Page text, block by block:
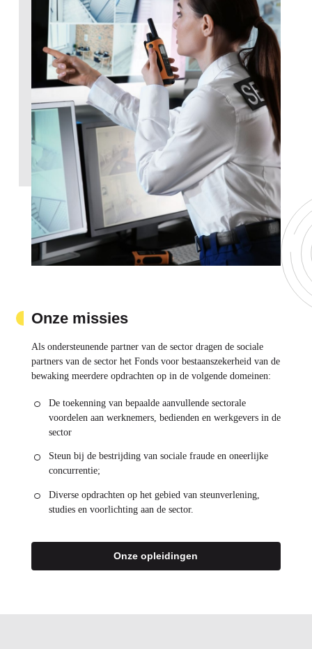
Onze missies
Als ondersteunende partner van de sector dragen de sociale
partners van de sector het Fonds voor bestaanszekerheid van de
bewaking meerdere opdrachten op in de volgende domeinen:
De toekenning van bepaalde aanvullende sectorale
voordelen aan werknemers, bedienden en werkgevers in de
sector
Steun bij de bestrijding van sociale fraude en oneerlijke
concurrentie;
Diverse opdrachten op het gebied van steunverlening,
studies en voorlichting aan de sector.
Onze opleidingen